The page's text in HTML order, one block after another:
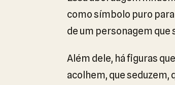
como símbolo puro
de um personagem que
Além dele, há figuras
acolhem, que seduzem,